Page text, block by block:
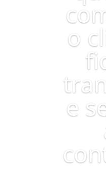
o
e